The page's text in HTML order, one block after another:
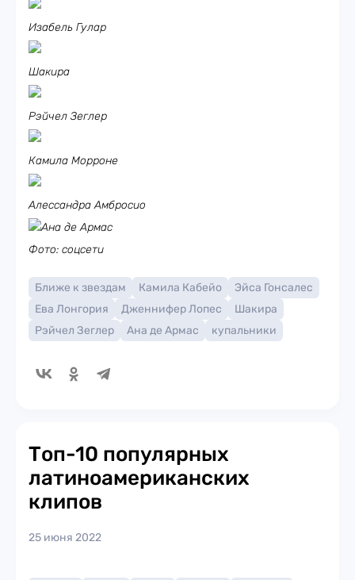
Изабель Гулар
Шакира
Рэйчел Зеглер
Камила Морроне
Алессандра Амбросио
Ана де Армас
Фото: соцсети
Ближе к звездам Камила Кабейо
Эйса Гонсалес
Ева Лонгория
Дженнифер Лопес
Шакира
Рэйчел Зеглер
Ана де Армас купальники
Топ-10 популярных
латиноамериканских
клипов
25 июня 2022